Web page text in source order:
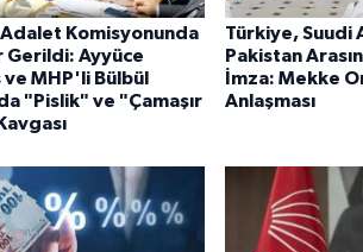
Adalet Komisyonunda
Gerildi: Ayyüce
ve MHP'li Bülbül
"Pislik" ve "Çamaşır
Türkiye, Suudi
Pakistan
İmza: Mekke
Anlaşması